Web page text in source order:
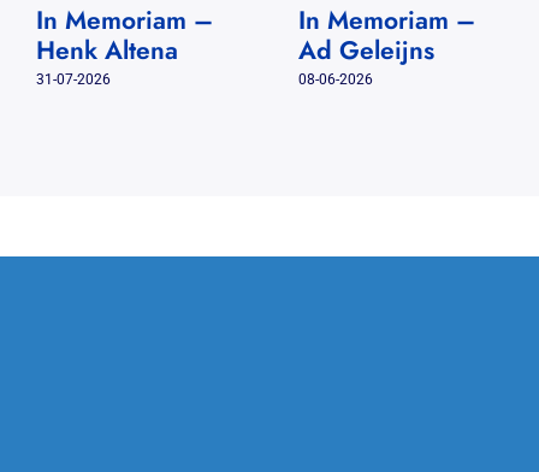
In Memoriam –
Henk Altena
31-07-2026
In Memoriam –
Ad Geleijns
08-06-2026